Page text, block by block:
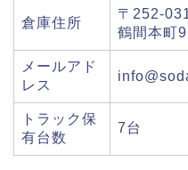
倉庫住所
〒252-
鶴間本町
メールアド
レス
トラック保
有台数
7台